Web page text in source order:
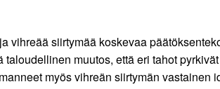
vihreää siirtymää koskevaa
muutos, että eri tahot
myös vihreän siirtymän